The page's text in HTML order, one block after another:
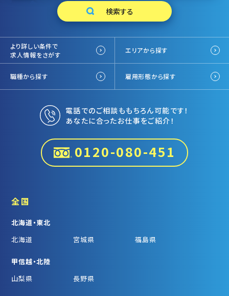
より詳しい条件で
求人情報をさがす
エリアから探す
職種から探す 雇用形態から探す
電話でのご相談ももちろん可能です！
あなたに合ったお仕事をご紹介！
0120-080-451
全国
北海道・東北
北海道
宮城県 福島県
甲信越・北陸
山梨県
長野県